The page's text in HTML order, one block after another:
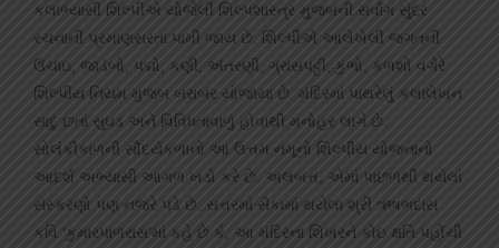
કલાભ્યાસી શિલ્પીએ યોજેલી શિલ્પશાસ્ત્ર મુજબની સર્વાંગ સુંદર
રચનાની પ્રમાણસરતા પામી જાય છે. શિલ્પીએ આલેખેલી જગતની
ઉંચાઇ, જાડંબો, પદ્મો, કણી, અંતરણી, ગ્રાસપટ્ટી, કુંભો, કળશો વગેરે
શિલ્પીય નિયમ મુજબ બરાબર યોજાયા છે. મંદિરમાં પાથરેલું કલાલેખન
સાદું છતાં સુઘડ અને વિવિધતાવાળું હોવાથી મનોહર લાગે છે.
સોલંકીકાળની સૌંદર્યકળાનો આ ઉત્તમ નમૂનો શિલ્પીય યોજનાનો
આદર્શ અભ્યાસી આગળ ખડો કરે છે. અલબત્ત, એમાં પાછળથી થયેલાં
સંસ્કરણો પણ નજરે પડે છે. સત્તરમાં સૈકામાં થયેલા શ્રી ઋષભદાસ
કવિ ‘કુમારપાળરાસ’માં કહે છે કે, આ મંદિરના શિખરને કોઇ ક્ષતિ પહોંચી